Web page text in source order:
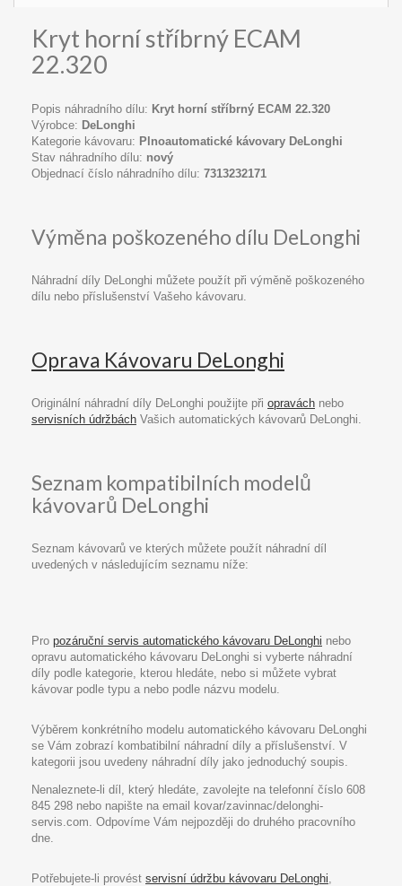
Kryt horní stříbrný ECAM
22.320
Popis náhradního dílu: Kryt horní stříbrný ECAM 22.320
Výrobce: DeLonghi
Kategorie kávovaru: Plnoautomatické kávovary DeLonghi
Stav náhradního dílu: nový
Objednací číslo náhradního dílu: 7313232171
Výměna poškozeného dílu DeLonghi
Náhradní díly DeLonghi můžete použít při výměně poškozeného
dílu nebo příslušenství Vašeho kávovaru.
Oprava Kávovaru DeLonghi
Originální náhradní díly DeLonghi použijte při opravách nebo
servisních údržbách Vašich automatických kávovarů DeLonghi.
Seznam kompatibilních modelů
kávovarů DeLonghi
Seznam kávovarů ve kterých můžete použít náhradní díl
uvedených v následujícím seznamu níže:
Pro pozáruční servis automatického kávovaru DeLonghi nebo
opravu automatického kávovaru DeLonghi si vyberte náhradní
díly podle kategorie, kterou hledáte, nebo si můžete vybrat
kávovar podle typu a nebo podle názvu modelu.
Výběrem konkrétního modelu automatického kávovaru DeLonghi
se Vám zobrazí kombatibilní náhradní díly a příslušenství. V
kategorii jsou uvedeny náhradní díly jako jednoduchý soupis.
Nenaleznete-li díl, který hledáte, zavolejte na telefonní číslo 608
845 298 nebo napište na email kovar/zavinnac/delonghi-
servis.com. Odpovíme Vám nejpozději do druhého pracovního
dne.
Potřebujete-li provést servisní údržbu kávovaru DeLonghi,